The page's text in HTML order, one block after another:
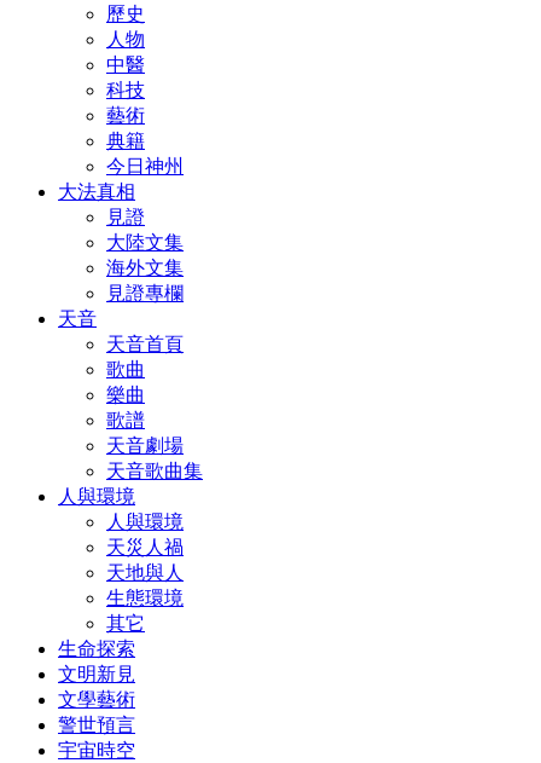
歷史
人物
中醫
科技
藝術
典籍
今日神州
大法真相
見證
大陸文集
海外文集
見證專欄
天音
天音首頁
歌曲
樂曲
歌譜
天音劇場
天音歌曲集
人與環境
人與環境
天災人禍
天地與人
生態環境
其它
生命探索
文明新見
文學藝術
警世預言
宇宙時空